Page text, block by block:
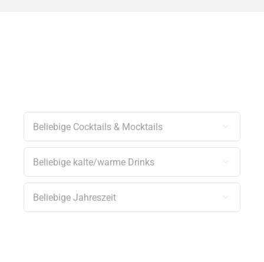


